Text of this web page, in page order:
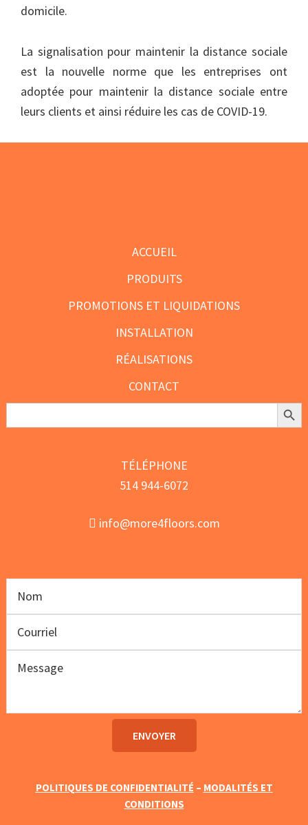
domicile.
La signalisation pour maintenir la distance sociale
est la nouvelle norme que les entreprises ont
adoptée pour maintenir la distance sociale entre
leurs clients et ainsi réduire les cas de COVID-19.
ACCUEIL
PRODUITS
PROMOTIONS ET LIQUIDATIONS
INSTALLATION
RÉALISATIONS
CONTACT
Search
Search
TÉLÉPHONE
514 944-6072
info@more4floors.com
POLITIQUES DE CONFIDENTIALITÉ – MODALITÉS ET
CONDITIONS